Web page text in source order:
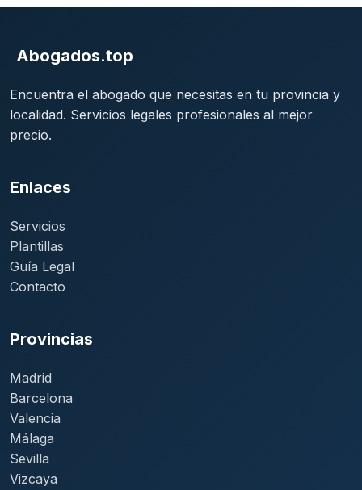
Abogados.top
Encuentra el abogado que necesitas en tu provincia y
localidad. Servicios legales profesionales al mejor
precio.
Enlaces
Servicios
Plantillas
Guía Legal
Contacto
Provincias
Madrid
Barcelona
Valencia
Málaga
Sevilla
Vizcaya